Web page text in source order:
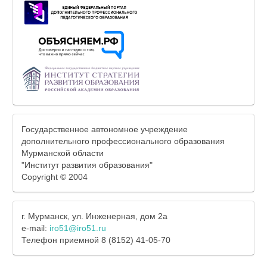
Государственное автономное учреждение
дополнительного профессионального образования
Мурманской области
"Институт развития образования"
Copyright © 2004
г. Мурманск, ул. Инженерная, дом 2а
e-mail: iro51@iro51.ru
Телефон приемной 8 (8152) 41-05-70